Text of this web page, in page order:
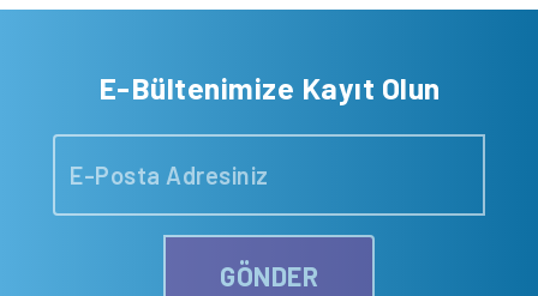
E-Bültenimize Kayıt Olun
GÖNDER